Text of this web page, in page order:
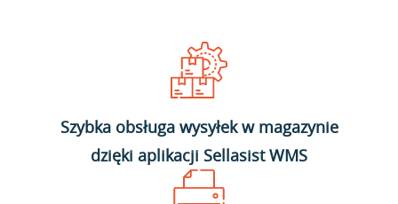
Szybka obsługa wysyłek w magazynie
dzięki aplikacji Sellasist WMS